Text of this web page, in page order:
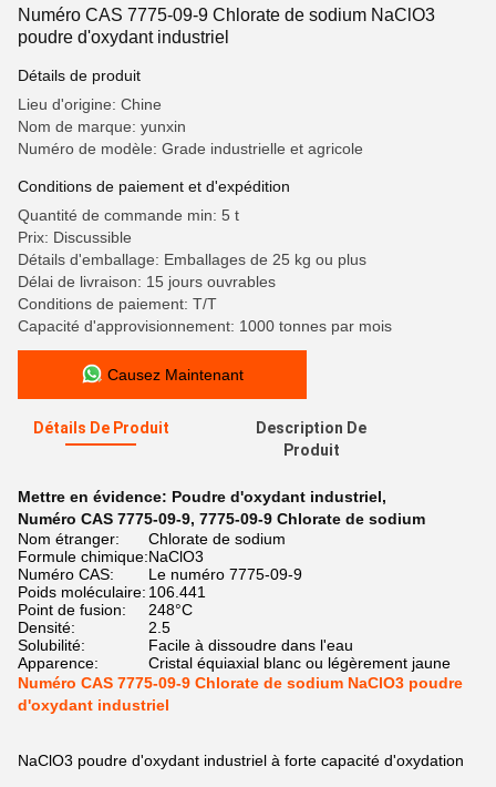
Numéro CAS 7775-09-9 Chlorate de sodium NaClO3
poudre d'oxydant industriel
Détails de produit
Lieu d'origine: Chine
Nom de marque: yunxin
Numéro de modèle: Grade industrielle et agricole
Conditions de paiement et d'expédition
Quantité de commande min: 5 t
Prix: Discussible
Détails d'emballage: Emballages de 25 kg ou plus
Délai de livraison: 15 jours ouvrables
Conditions de paiement: T/T
Capacité d'approvisionnement: 1000 tonnes par mois
Causez Maintenant
Détails De Produit
Description De
Produit
Mettre en évidence: Poudre d'oxydant industriel,
Numéro CAS 7775-09-9, 7775-09-9 Chlorate de sodium
Nom étranger:
Chlorate de sodium
Formule chimique:NaClO3
Numéro CAS:
Le numéro 7775-09-9
Poids moléculaire: 106.441
Point de fusion:
248°C
Densité:
2.5
Solubilité:
Facile à dissoudre dans l'eau
Apparence:
Cristal équiaxial blanc ou légèrement jaune
Numéro CAS 7775-09-9 Chlorate de sodium NaClO3 poudre
d'oxydant industriel
NaClO3 poudre d'oxydant industriel à forte capacité d'oxydation